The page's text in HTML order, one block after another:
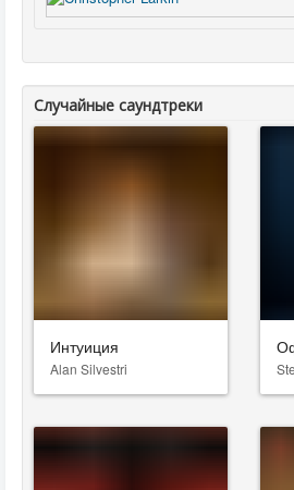
Случайные саундтреки
Интуиция
Alan Silvestri